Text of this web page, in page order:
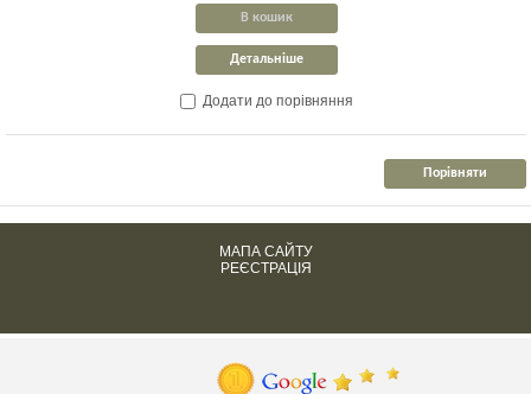
В кошик
Детальніше
Додати до порівняння
МАПА САЙТУ
РЕЄСТРАЦІЯ